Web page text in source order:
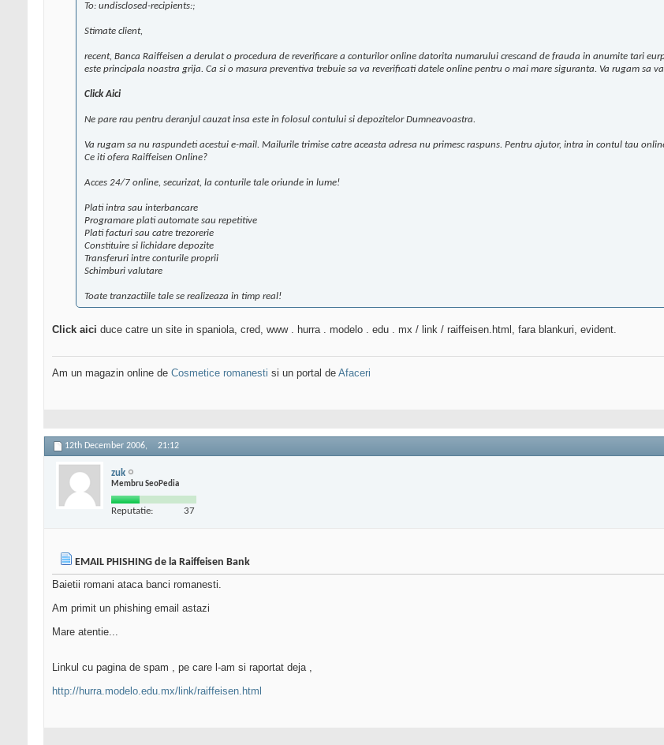
To: undisclosed-recipients:;
Stimate client,
recent, Banca Raiffeisen a derulat o procedura de reverificare a conturilor online datorita numarului crescand de frauda in anumite tari
este principala noastra grija. Ca si o masura preventiva trebuie sa va reverificati datele online pentru o mai mare siguranta. Va rugam sa
Click Aici
Ne pare rau pentru deranjul cauzat insa este in folosul contului si depozitelor Dumneavoastra.
Va rugam sa nu raspundeti acestui e-mail. Mailurile trimise catre aceasta adresa nu primesc raspuns. Pentru ajutor, intra in contul tau
Ce iti ofera Raiffeisen Online?
Acces 24/7 online, securizat, la conturile tale oriunde in lume!
Plati intra sau interbancare
Programare plati automate sau repetitive
Plati facturi sau catre trezorerie
Constituire si lichidare depozite
Transferuri intre conturile proprii
Schimburi valutare
Toate tranzactiile tale se realizeaza in timp real!
Click aici duce catre un site in spaniola, cred, www . hurra . modelo . edu . mx / link / raiffeisen.html, fara blankuri, evident.
Am un magazin online de Cosmetice romanesti si un portal de Afaceri
12th December 2006, 21:12
zuk
Membru SeoPedia
Reputatie: 37
EMAIL PHISHING de la Raiffeisen Bank
Baietii romani ataca banci romanesti.
Am primit un phishing email astazi
Mare atentie...
Linkul cu pagina de spam , pe care l-am si raportat deja ,
http://hurra.modelo.edu.mx/link/raiffeisen.html